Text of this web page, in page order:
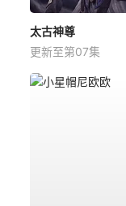
太古神尊
更新至第07集